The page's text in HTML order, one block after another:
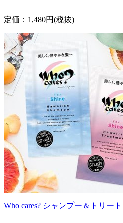
定価：1,480円(税抜)
Who cares? シャンプー＆トリー